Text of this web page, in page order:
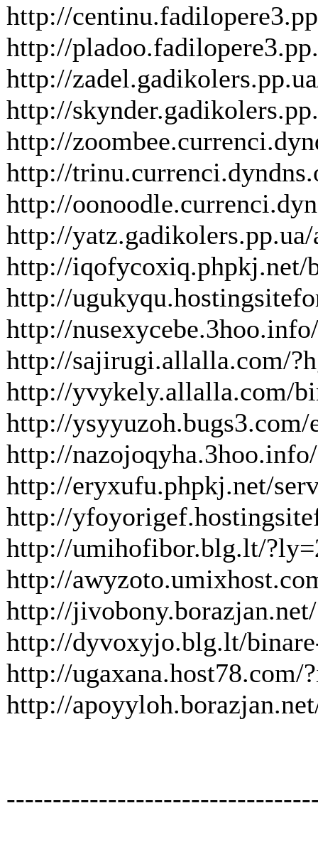
http://
http://
http://
http://
http://
http://
http://
http://
http://iqofycoxiq.phpkj.net/
http://
http://
http://sajirugi.allalla.com/
http://yvykely.allalla.com/
http://
http://
http://eryxufu.phpkj.net/
http://
http://umihofibor.blg.lt/
http://
http://
http://dyvoxyjo.blg.lt/
http://
http://